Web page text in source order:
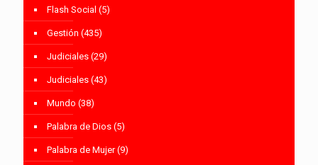
Flash Social (5)
Gestión (435)
Judiciales (29)
Judiciales (43)
Mundo (38)
Palabra de Dios (5)
Palabra de Mujer(9)